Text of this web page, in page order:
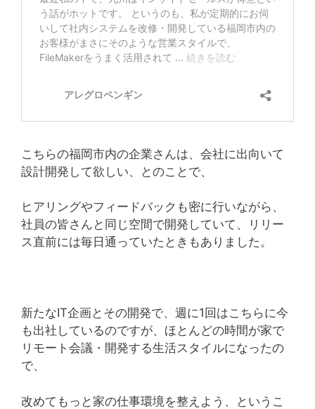
こちらの福岡市内の企業さんは、会社に出向いて
設計開発して欲しい、とのことで、
ヒアリングやフィードバックも密に行いながら、
社員の皆さんと同じ空間で開発していて、リリー
ス直前には毎日通っていたときもありました。
新たなIT企画とその開発で、週に1回はこちらに今
も出社しているのですが、ほとんどの時間が家で
リモート会議・開発する生活スタイルになったの
で、
改めてもっと家の仕事環境を整えよう、というこ